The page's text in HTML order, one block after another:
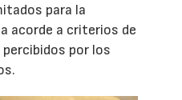
para la
acorde a criterios de
por los